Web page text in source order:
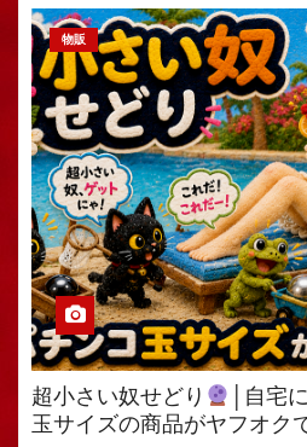
物販
超小さい奴せどり
│自宅
玉サイズの商品がヤフオク